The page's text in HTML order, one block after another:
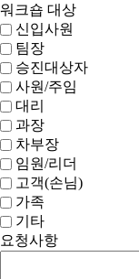
워크숍 대상
신입사원
팀장
승진대상자
사원/주임
대리
과장
차부장
임원/리더
고객(손님)
가족
기타
요청사항